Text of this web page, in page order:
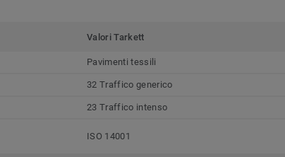
Valori Tarkett
Pavimenti tessili
32 Traffico generico
23 Traffico intenso
ISO 14001